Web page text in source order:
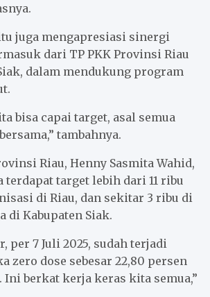
juga mengapresiasi sinergi
dari TP PKK Provinsi Riau
dalam mendukung program
bisa capai target, asal semua
tambahnya.
Riau, Henny Sasmita Wahid,
terdapat target lebih dari 11 ribu
di Riau, dan sekitar 3 ribu di
di Kabupaten Siak.
per 7 Juli 2025, sudah terjadi
zero dose sebesar 22,80 persen
Ini berkat kerja keras kita semua,”